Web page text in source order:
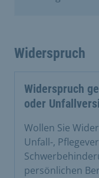
Widerspruch
Widerspruch
oder
Wollen Sie
Unfall-,
persönlichen